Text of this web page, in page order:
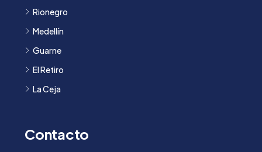
Rionegro
Medellín
Guarne
El Retiro
La Ceja
Contacto